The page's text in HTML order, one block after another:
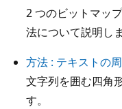
2 つのビットマッ
法について説明しま
方法 : テキストの
文字列を囲む四角
す。